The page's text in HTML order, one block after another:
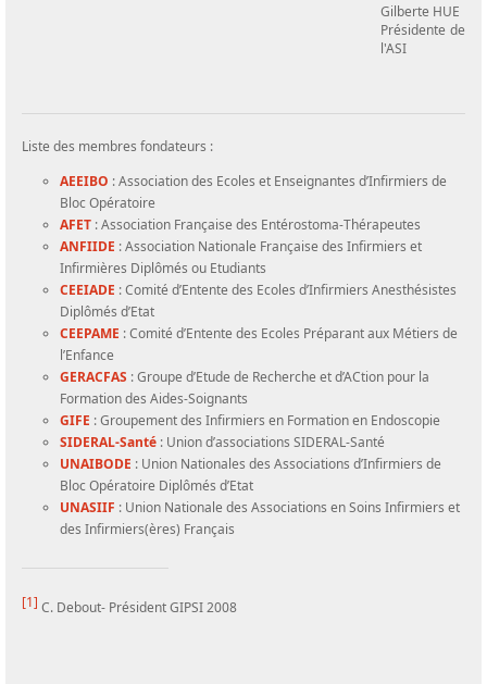
Gilberte HUE
Présidente de
l'ASI
Liste des membres fondateurs :
AEEIBO : Association des Ecoles et Enseignantes d’Infirmiers de
Bloc Opératoire
AFET : Association Française des Entérostoma-Thérapeutes
ANFIIDE : Association Nationale Française des Infirmiers et
Infirmières Diplômés ou Etudiants
CEEIADE : Comité d’Entente des Ecoles d’Infirmiers Anesthésistes
Diplômés d’Etat
CEEPAME : Comité d’Entente des Ecoles Préparant aux Métiers de
l’Enfance
GERACFAS : Groupe d’Etude de Recherche et d’ACtion pour la
Formation des Aides-Soignants
GIFE : Groupement des Infirmiers en Formation en Endoscopie
SIDERAL-Santé : Union d’associations SIDERAL-Santé
UNAIBODE : Union Nationales des Associations d’Infirmiers de
Bloc Opératoire Diplômés d’Etat
UNASIIF : Union Nationale des Associations en Soins Infirmiers et
des Infirmiers(ères) Français
[1] C. Debout- Président GIPSI 2008